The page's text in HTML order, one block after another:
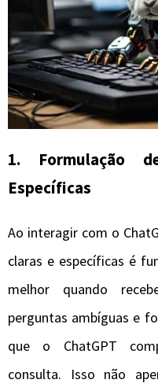
1. Formulação
Específicas
Ao interagir com o
claras e específicas é
melhor quando
perguntas ambíguas e
que o ChatGPT
consulta. Isso não